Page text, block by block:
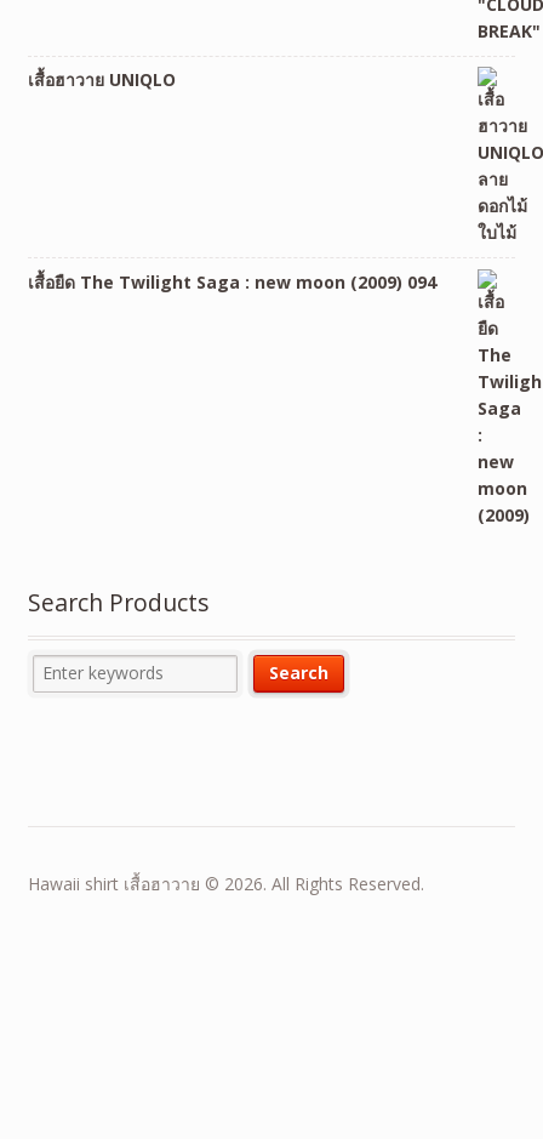
เสื้อฮาวาย UNIQLO
เสื้อยืด The Twilight Saga : new moon (2009) 094
Search Products
Hawaii shirt เสื้อฮาวาย © 2026. All Rights Reserved.